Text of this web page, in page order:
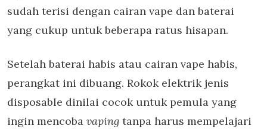
sudah terisi dengan cairan vape dan baterai
yang cukup untuk beberapa ratus hisapan.
Setelah baterai habis atau cairan vape habis,
perangkat ini dibuang. Rokok elektrik jenis
disposable dinilai cocok untuk pemula yang
ingin mencoba vaping tanpa harus mempelajari